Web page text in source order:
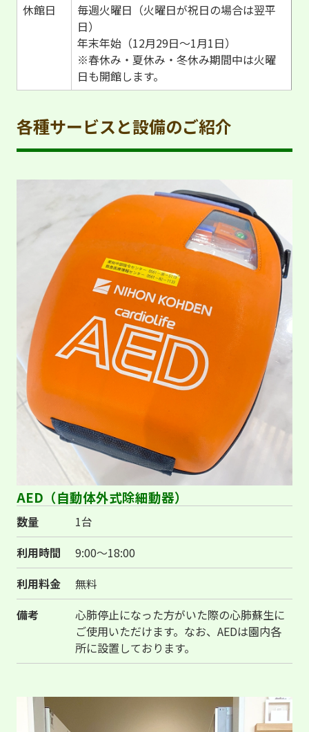
休館日
毎週火曜日（火曜日が祝日の場合は翌平
日）
年末年始（12月29日～1月1日）
※春休み・夏休み・冬休み期間中は火曜
日も開館します。
各種サービスと設備のご紹介
AED（自動体外式除細動器）
数量
1台
利用時間
9:00～18:00
利用料金
無料
備考
心肺停止になった方がいた際の心肺蘇生に
ご使用いただけます。なお、AEDは園内各
所に設置しております。